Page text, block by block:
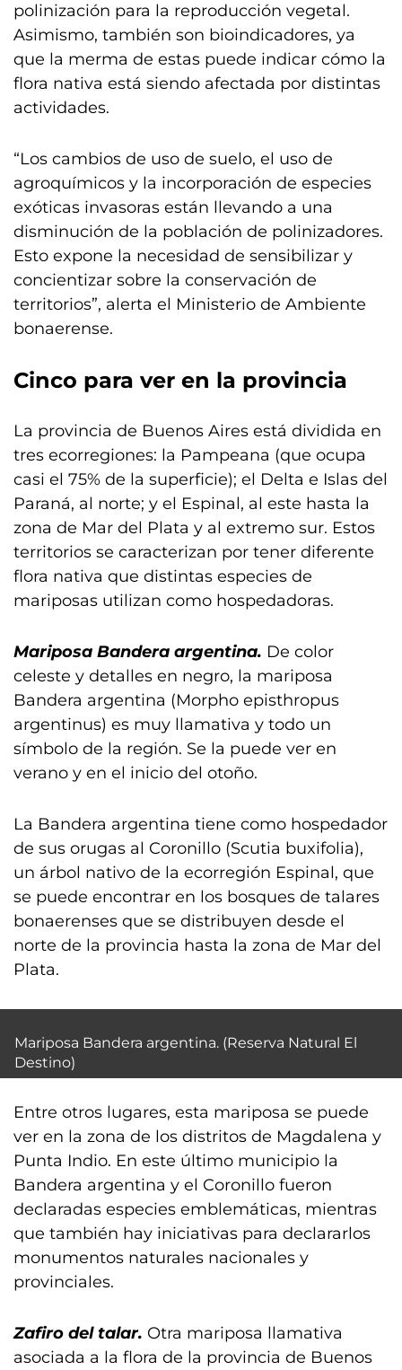
polinización para la reproducción vegetal.
Asimismo, también son bioindicadores, ya
que la merma de estas puede indicar cómo la
flora nativa está siendo afectada por distintas
actividades.
“Los cambios de uso de suelo, el uso de
agroquímicos y la incorporación de especies
exóticas invasoras están llevando a una
disminución de la población de polinizadores.
Esto expone la necesidad de sensibilizar y
concientizar sobre la conservación de
territorios”, alerta el Ministerio de Ambiente
bonaerense.
Cinco para ver en la provincia
La provincia de Buenos Aires está dividida en
tres ecorregiones: la Pampeana (que ocupa
casi el 75% de la superficie); el Delta e Islas del
Paraná, al norte; y el Espinal, al este hasta la
zona de Mar del Plata y al extremo sur. Estos
territorios se caracterizan por tener diferente
flora nativa que distintas especies de
mariposas utilizan como hospedadoras.
Mariposa Bandera argentina. De color
celeste y detalles en negro, la mariposa
Bandera argentina (Morpho episthropus
argentinus) es muy llamativa y todo un
símbolo de la región. Se la puede ver en
verano y en el inicio del otoño.
La Bandera argentina tiene como hospedador
de sus orugas al Coronillo (Scutia buxifolia),
un árbol nativo de la ecorregión Espinal, que
se puede encontrar en los bosques de talares
bonaerenses que se distribuyen desde el
norte de la provincia hasta la zona de Mar del
Plata.
Mariposa Bandera argentina. (Reserva Natural El
Destino)
Entre otros lugares, esta mariposa se puede
ver en la zona de los distritos de Magdalena y
Punta Indio. En este último municipio la
Bandera argentina y el Coronillo fueron
declaradas especies emblemáticas, mientras
que también hay iniciativas para declararlos
monumentos naturales nacionales y
provinciales.
Zafiro del talar. Otra mariposa llamativa
asociada a la flora de la provincia de Buenos